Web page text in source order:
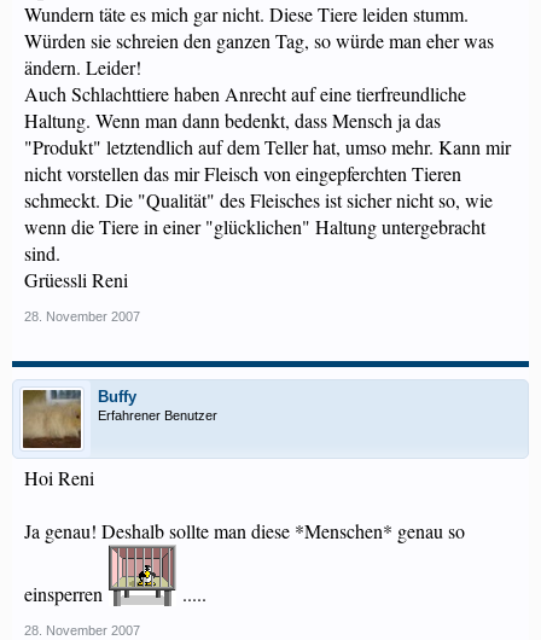
Wundern täte es mich gar nicht. Diese Tiere leiden stumm.
Würden sie schreien den ganzen Tag, so würde man eher was
ändern. Leider!
Auch Schlachttiere haben Anrecht auf eine tierfreundliche
Haltung. Wenn man dann bedenkt, dass Mensch ja das
"Produkt" letztendlich auf dem Teller hat, umso mehr. Kann mir
nicht vorstellen das mir Fleisch von eingepferchten Tieren
schmeckt. Die "Qualität" des Fleisches ist sicher nicht so, wie
wenn die Tiere in einer "glücklichen" Haltung untergebracht
sind.
Grüessli Reni
28. November 2007
Buffy
Erfahrener Benutzer
Hoi Reni
Ja genau! Deshalb sollte man diese *Menschen* genau so
einsperren .....
28. November 2007